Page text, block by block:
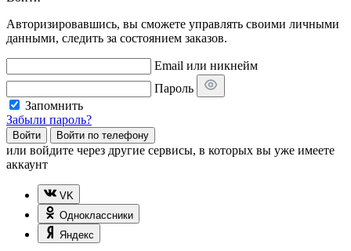
Авторизировавшись, вы сможете управлять своими личными
данными, следить за состоянием заказов.
Email или никнейм
Пароль
Запомнить
Забыли пароль?
Войти Войти по телефону
или войдите через другие сервисы, в которых вы уже имеете
аккаунт
VK
Одноклассники
Яндекс